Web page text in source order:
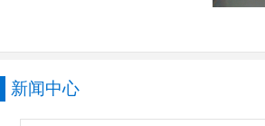
新闻中心